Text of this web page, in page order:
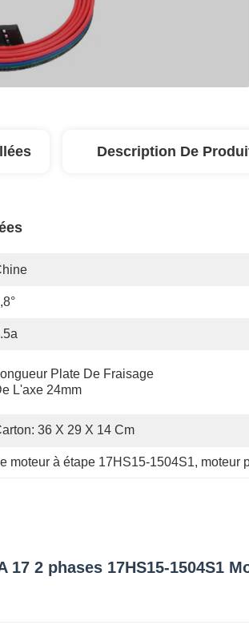
Description De
Plate De Fraisage
L'axe 24mm
36 X 29 X 14 Cm
moteur à étape 17HS15-1504S1, moteur
17 2 phases 17HS15-1504S1